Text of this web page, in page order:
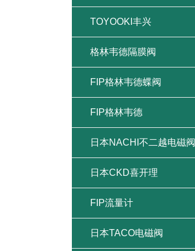
TOYOOKI丰兴
格林韦德隔膜阀
FIP格林韦德蝶阀
FIP格林韦德
日本NACHI不二越电磁阀
日本CKD喜开理
FIP流量计
日本TACO电磁阀